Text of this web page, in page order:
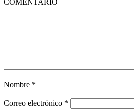
COMENTARIO
Nombre *
Correo electrónico *